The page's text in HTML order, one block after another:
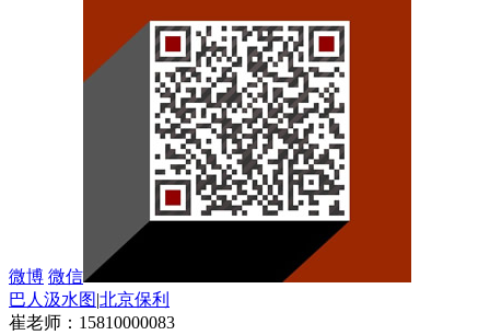
微博 微信
巴人汲水图|北京保利
崔老师：15810000083